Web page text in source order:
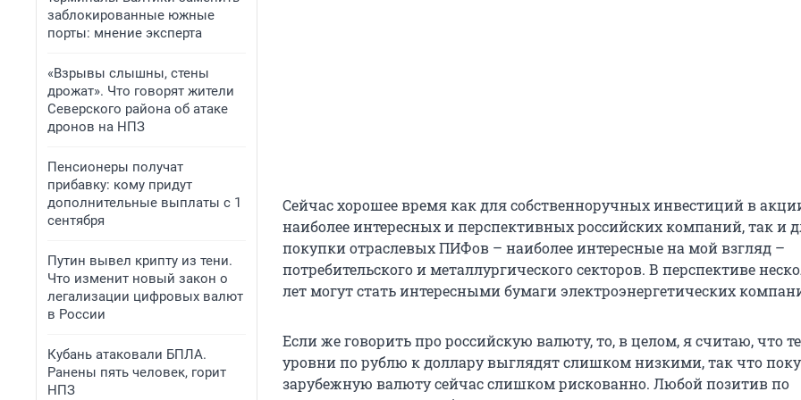
заблокированные южные
порты: мнение эксперта
«Взрывы слышны, стены
дрожат». Что говорят жители
Северского района об атаке
дронов на НПЗ
Пенсионеры получат
прибавку: кому придут
дополнительные выплаты с 1
сентября
Путин вывел крипту из тени.
Что изменит новый закон о
легализации цифровых валют
в России
Кубань атаковали БПЛА.
Ранены пять человек, горит
НПЗ
Сейчас хорошее время как для собственноручных инвестиций в
наиболее интересных и перспективных российских компаний, так и
покупки отраслевых ПИФов – наиболее интересные на мой взгляд –
потребительского и металлургического секторов. В перспективе
лет могут стать интересными бумаги электроэнергетических
Если же говорить про российскую валюту, то, в целом, я считаю, что
уровни по рублю к доллару выглядят слишком низкими, так что
зарубежную валюту сейчас слишком рискованно. Любой позитив по